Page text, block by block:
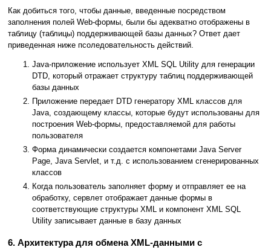
Как добиться того, чтобы данные, введенные посредством
заполнения полей Web-формы, были бы адекватно отображены в
таблицу (таблицы) поддерживающей базы данных? Ответ дает
приведенная ниже псоледовательность действий.
Java-приложение использует XML SQL Utility для генерации
DTD, который отражает структуру таблиц поддерживающей
базы данных
Приложение передает DTD генератору XML классов для
Java, создающему классы, которые будут использованы для
построения Web-формы, предоставляемой для работы
пользователя
Форма динамически создается компонетами Java Server
Page, Java Servlet, и т.д. с использованием сгенерированных
классов
Когда пользователь заполняет форму и отправляет ее на
обработку, сервлет отображает данные формы в
соответствующие структуры XML и компонент XML SQL
Utility записывает данные в базу данных
6. Архитектура для обмена XML-данными с